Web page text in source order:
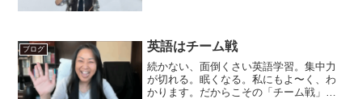
ブログ 英語はチーム戦
続かない、面倒くさい英語学習。集中力
が切れる。眠くなる。私にもよ〜く、わ
かります。だからこその「チーム戦」な